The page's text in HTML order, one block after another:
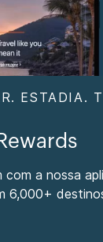
ESTADIA.
com a nossa
6,000+